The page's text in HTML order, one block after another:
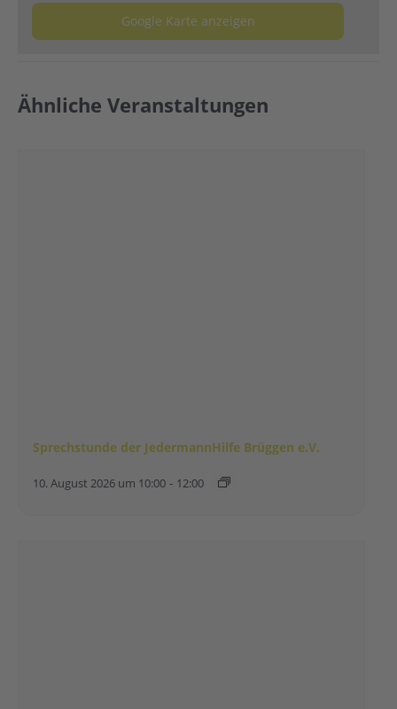
Google Karte anzeigen
Ähnliche Veranstaltungen
Sprechstunde der JedermannHilfe Brüggen e.V.
10. August 2026 um 10:00 - 12:00